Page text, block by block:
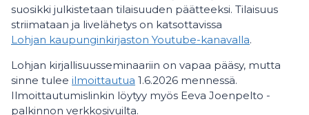
suosikki julkistetaan tilaisuuden päätteeksi. Tilaisuus
striimataan ja livelähetys on katsottavissa
Lohjan kaupunginkirjaston Youtube-kanavalla.
Lohjan kirjallisuusseminaariin on vapaa pääsy, mutta
sinne tulee ilmoittautua 1.6.2026 mennessä.
Ilmoittautumislinkin löytyy myös Eeva Joenpelto -
palkinnon verkkosivuilta.